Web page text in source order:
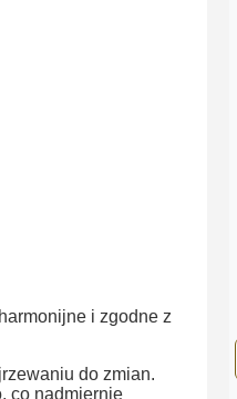
i zgodne z
do zmian.
co nadmiernie